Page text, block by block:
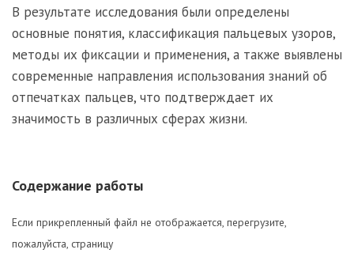
В результате исследования были определены
основные понятия, классификация пальцевых узоров,
методы их фиксации и применения, а также выявлены
современные направления использования знаний об
отпечатках пальцев, что подтверждает их
значимость в различных сферах жизни.
Содержание работы
Если прикрепленный файл не отображается, перегрузите,
пожалуйста, страницу